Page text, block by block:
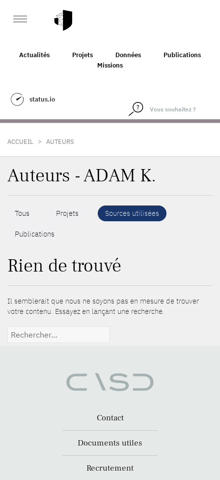
Actualités Projets Données
Publications
Missions
status.io
ACCUEIL > AUTEURS
Auteurs - ADAM K.
Tous Projets Sources utilisées
Publications
Rien de trouvé
Il semblerait que nous ne soyons pas en mesure de trouver
votre contenu. Essayez en lançant une recherche.
Rechercher :
Contact
Documents utiles
Recrutement